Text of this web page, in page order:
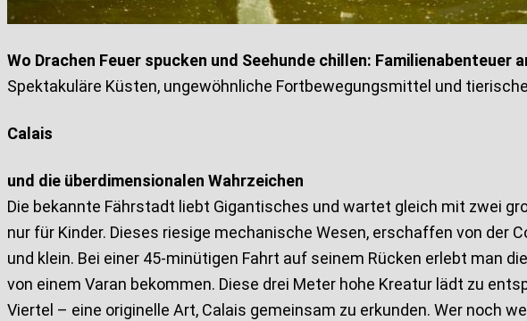
Wo Drachen Feuer spucken und Seehunde chillen: Familienabenteuer
Spektakuläre Küsten, ungewöhnliche Fortbewegungsmittel und
Calais
und die überdimensionalen Wahrzeichen
Die bekannte Fährstadt liebt Gigantisches und wartet gleich mit zwei
nur für Kinder. Dieses riesige mechanische Wesen, erschaffen von der
und klein. Bei einer 45-minütigen Fahrt auf seinem Rücken erlebt man
von einem Varan bekommen. Diese drei Meter hohe Kreatur lädt zu
Viertel – eine originelle Art, Calais gemeinsam zu erkunden. Wer noch